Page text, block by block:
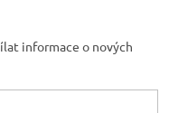
informace o nových